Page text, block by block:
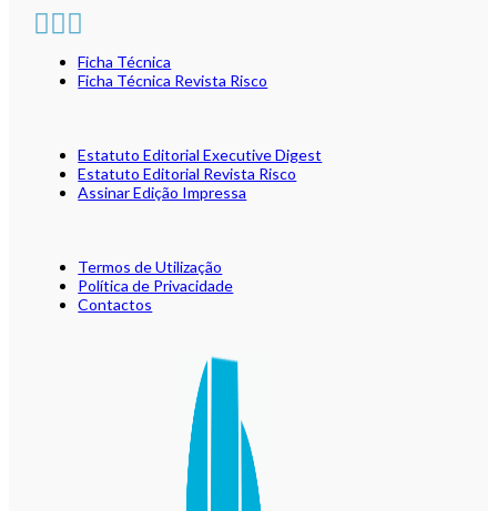
Ficha Técnica
Ficha Técnica Revista Risco
Estatuto Editorial Executive Digest
Estatuto Editorial Revista Risco
Assinar Edição Impressa
Termos de Utilização
Política de Privacidade
Contactos